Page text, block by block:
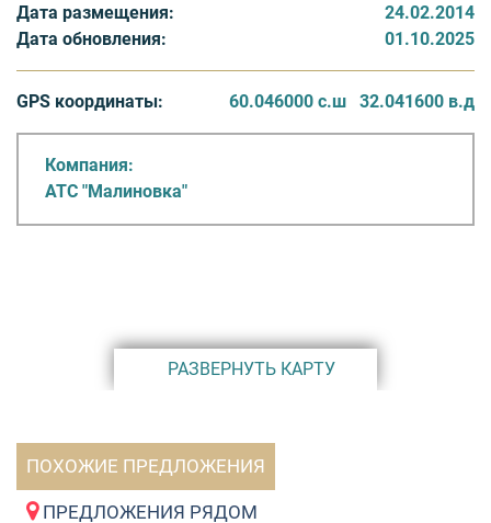
Дата размещения:
24.02.2014
Дата обновления:
01.10.2025
GPS координаты: 60.046000 с.ш 32.041600 в.д
Компания:
АТС "Малиновка"
РАЗВЕРНУТЬ КАРТУ
ПОХОЖИЕ ПРЕДЛОЖЕНИЯ
ПРЕДЛОЖЕНИЯ РЯДОМ